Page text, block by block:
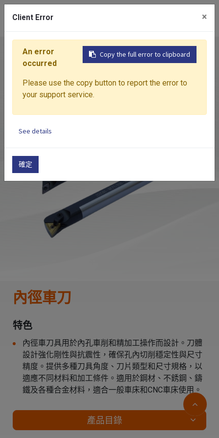
首頁 產品介紹 切削刀具 內徑車刀
內徑車刀
特色
內徑車刀具用於內孔車削和精加工操作而設計。刀體
設計強化剛性與抗震性，確保孔內切削穩定性與尺寸
精度。提供多種刀具角度、刀片類型和尺寸規格，以
適應不同材料和加工條件。適用於鋼材、不銹鋼、鑄
鐵及各種合金材料，適合一般車床和CNC車床使用。
產品目錄
Client Error ×
Copy the full error to clipboard
An error
occurred
Please use the copy button to report the error to
your support service.
See details
確定